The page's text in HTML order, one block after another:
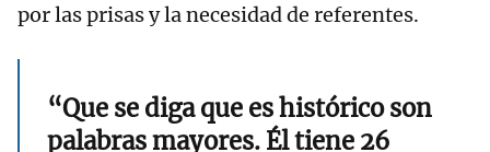
por las prisas y la necesidad de referentes.
“Que se diga que es histórico son
palabras mayores. Él tiene 26